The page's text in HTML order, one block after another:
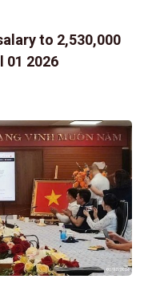
to 2,530,000
01 2026